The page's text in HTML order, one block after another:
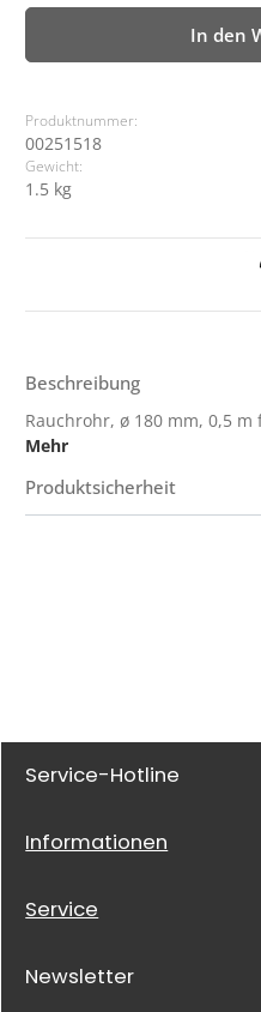
In den
Produktnummer:
00251518
Gewicht:
1.5 kg
Beschreibung
Rauchrohr, ø 180 mm, 0,5
Mehr
Produktsicherheit
Service-Hotline
Informationen
Service
Newsletter